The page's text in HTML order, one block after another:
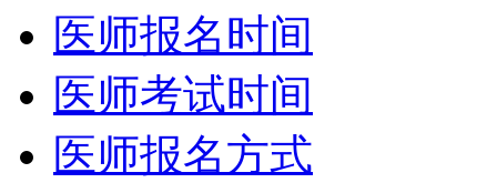
医师报名时间
医师考试时间
医师报名方式